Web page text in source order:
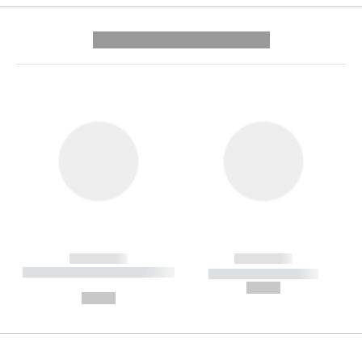
------------
----------- ----------- --------
------------
----------- -----------